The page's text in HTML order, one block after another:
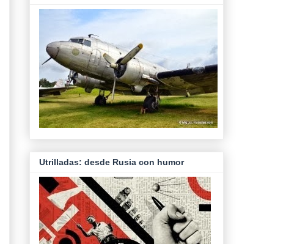
Utrilladas: desde Rusia con humor